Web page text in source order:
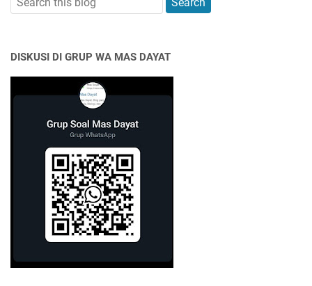
DISKUSI DI GRUP WA MAS DAYAT